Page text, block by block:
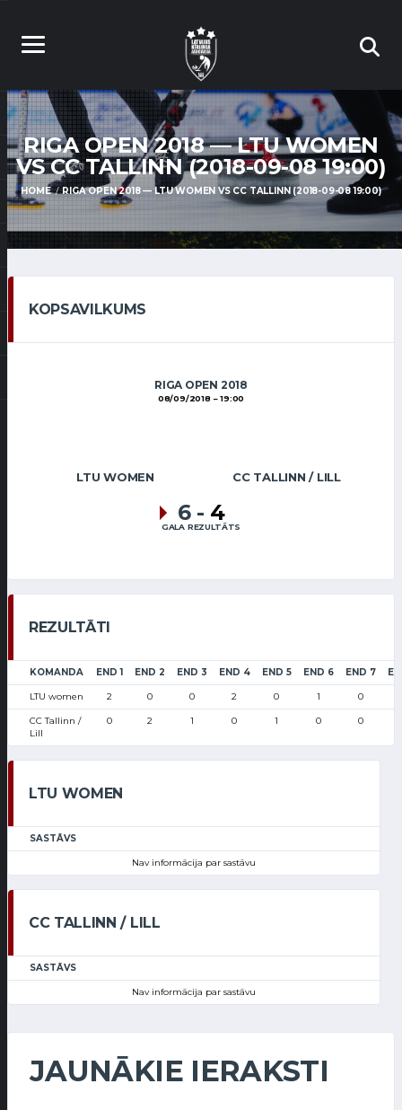
RIGA OPEN 2018 — LTU WOMEN
VS CC TALLINN (2018-09-08 19:00)
HOME RIGA OPEN 2018 — LTU WOMEN VS CC TALLINN (2018-09-08 19:00)
KOPSAVILKUMS
RIGA OPEN 2018
08/09/2018 19:00
LTU WOMEN CC TALLINN / LILL
6 - 4
GALA REZULTĀTS
REZULTĀTI
KOMANDA END 1 END 2 END 3 END 4 END 5 END 6 END 7
LTU women 2 0 0 2 0 1 0
CC Tallinn /
Lill
0 2 1 0 1 0 0
LTU WOMEN
SASTĀVS
Nav informācija par sastāvu
CC TALLINN / LILL
SASTĀVS
Nav informācija par sastāvu
JAUNĀKIE IERAKSTI